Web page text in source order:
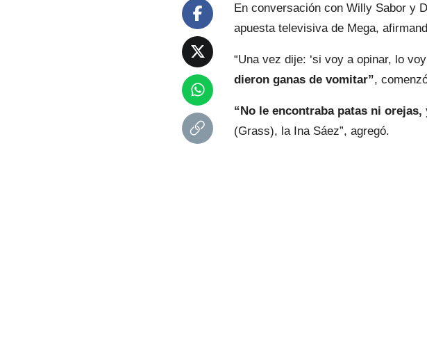
En conversación con Willy Sabor y
apuesta televisiva de Mega,
“Una vez dije: ‘si voy a opinar, lo
dieron ganas de vomitar”,
“No le encontraba patas ni
(Grass), la Ina Sáez”, agregó.